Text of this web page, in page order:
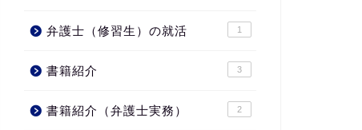
弁護士（修習生）の就活 1
書籍紹介 3
書籍紹介（弁護士実務） 2